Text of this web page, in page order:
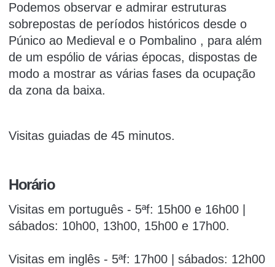
Podemos observar e admirar estruturas
sobrepostas de períodos históricos desde o
Púnico ao Medieval e o Pombalino , para além
de um espólio de várias épocas, dispostas de
modo a mostrar as várias fases da ocupação
da zona da baixa.
Visitas guiadas de 45 minutos.
Horário
Visitas em português - 5ªf: 15h00 e 16h00 |
sábados: 10h00, 13h00, 15h00 e 17h00.
Visitas em inglês - 5ªf: 17h00 | sábados: 12h00